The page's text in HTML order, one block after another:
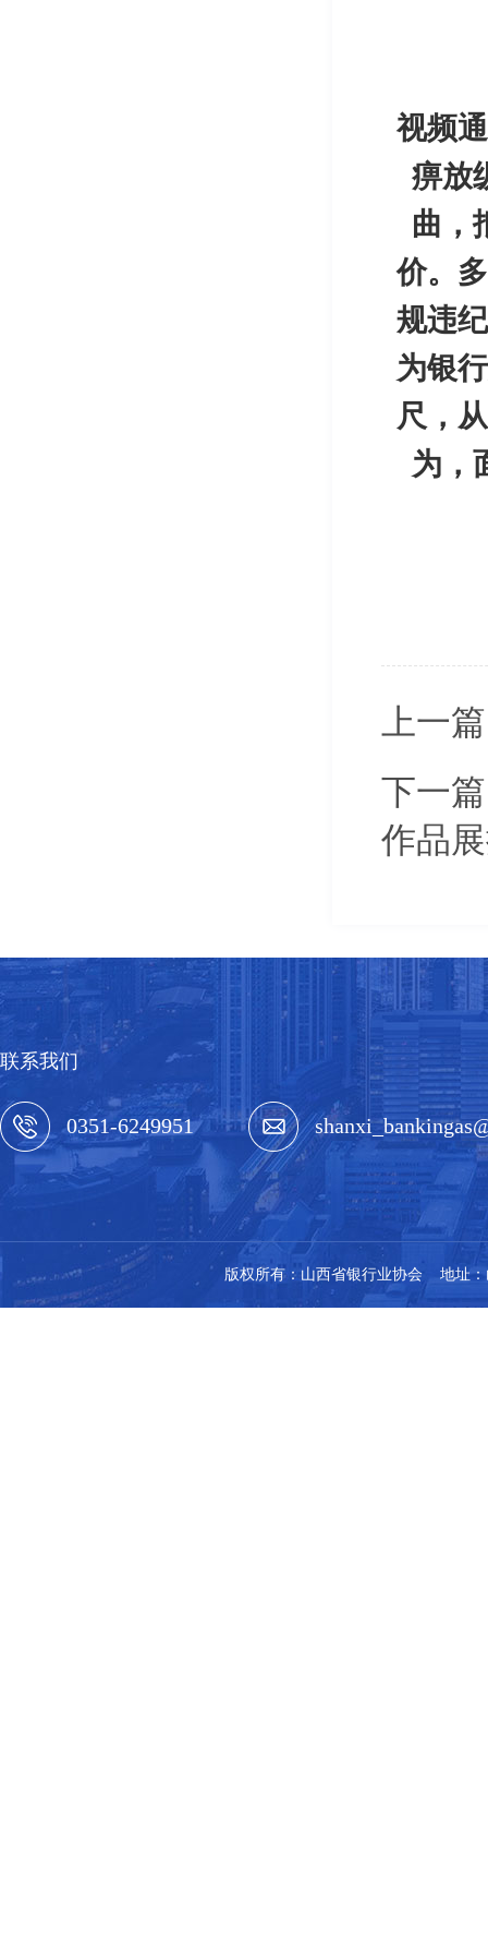
视频
痹放
曲，
价。
规违
为银
尺，
为，
上一
下一
作品
联系我们
0351-6249951
版权所有：山西省银行业协会 地址